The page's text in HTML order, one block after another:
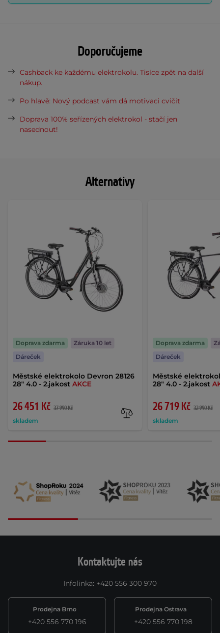
Alternativy
Městské elektrokolo Devron 28126
28" 4.0 - 2.jakost AKCE
26 451 Kč 37 990 Kč
skladem
Doprava zdarma
Záruka 10 let
Dáreček
Městské
28" 4.0 - 2.jakost
26 719 Kč 32 990 Kč
skladem
Doprava zdarma
Dáreček
Doporučujeme
Cashback ke každému elektrokolu. Tisíce zpět na další
nákup.
Po hlavě: Nový podcast vám dá motivaci cvičit
Doprava 100% seřízených elektrokol - stačí jen
nasednout!
Kontaktujte nás
Infolinka: +420 556 300 970
Prodejna Brno
+420 556 770 196
Prodejna Ostrava
+420 556 770 198